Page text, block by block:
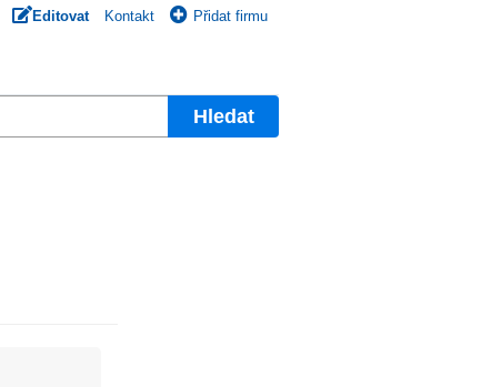
Editovat Kontakt Přidat firmu
Hledat